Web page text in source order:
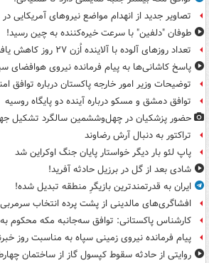
تصاویر جدید از انهدام مواضع نیروهای آمریکایی
طوفان "دلفین" با سرعت خیره‌کننده به چین رسید!
تعداد روزهای آلوده با آلاینده اُزن ۲۷ روز کاهش یافت
پاسخ کاشانی‌ها به پیام فرمانده نیروی هوافضای
توضیحات وزیر امور خارجه پاکستان درباره توافق
توافق دمشق و مسکو درباره آینده دو پایگاه روسیه
حضور پزشکیان در چهل‌وششمین سالگرد تشکیل
تراکتور به دنبال آرش رضاوند
پاپ لئو بار دیگر خواستار پایان جنگ اوکراین شد
شادی بعد از گل در برزیل حادثه آفرید!
ایران به قدرتمندترین بازیگرِ منطقه تبدیل شده!
افشاگری‌های مالدینی از پشت پرده انتخاب سرمربی
کارشناس پاکستانی: توافق سه‌جانبه مکه
پیام فرمانده نیروی زمینی سپاه به مناسبت روز
روایتی از حادثه سقوط کپسول گاز از ساختمان